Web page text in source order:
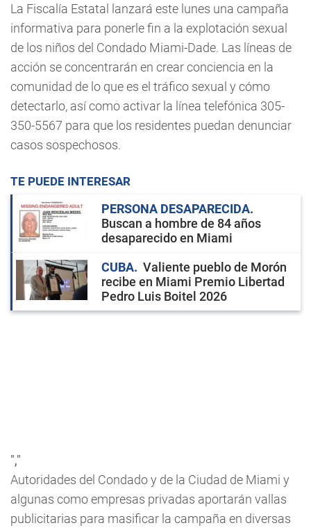
La Fiscalía Estatal lanzará este lunes una campaña
informativa para ponerle fin a la explotación sexual
de los niños del Condado Miami-Dade. Las líneas de
acción se concentrarán en crear conciencia en la
comunidad de lo que es el tráfico sexual y cómo
detectarlo, así como activar la línea telefónica 305-
350-5567 para que los residentes puedan denunciar
casos sospechosos.
TE PUEDE INTERESAR
PERSONA DESAPARECIDA
Buscan a hombre de 84 años
desaparecido en Miami
CUBA
Valiente pueblo de Morón
recibe en Miami Premio Libertad
Pedro Luis Boitel 2026
","
Autoridades del Condado y de la Ciudad de Miami y
algunas como empresas privadas aportarán vallas
publicitarias para masificar la campaña en diversas